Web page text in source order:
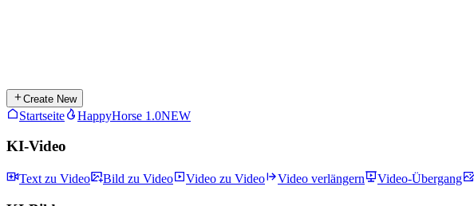
Create New
Startseite HappyHorse 1.0NEW
KI-Video
Text zu Video Bild zu Video Video zu Video Video verlängern Video-Übergang